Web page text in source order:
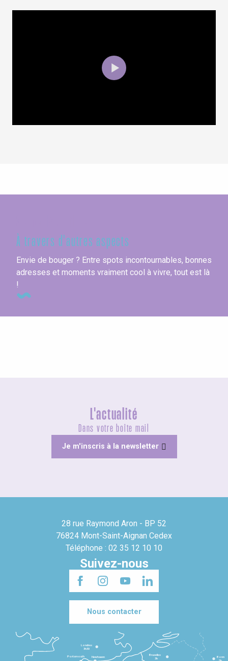
À travers d'autres aspects
Envie de bouger ? Entre spots incontournables, bonnes
adresses et moments vraiment cool à vivre, tout est là
!
L'actualité
Dans votre boîte mail
Je m'inscris à la newsletter
28 rue Raymond Aron - BP 52
76824 Mont-Saint-Aignan Cedex
Téléphone : 02 35 12 10 10
Suivez-nous
Nous contacter
Bruxelles
3h
Londres
3h30
Newhaven
Portsmouth
Bonn